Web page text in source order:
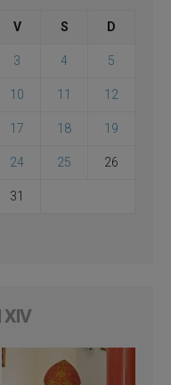
V S D
3 4 5
10 11 12
17 18 19
24 25 26
31
XIV